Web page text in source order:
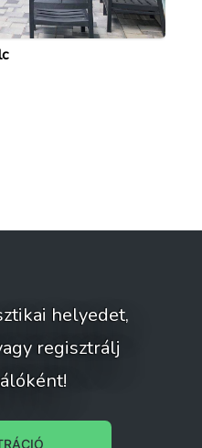
helyedet,
regisztrálj